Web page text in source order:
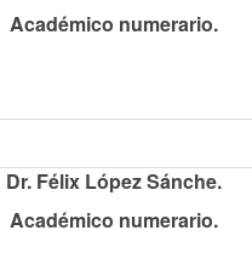
Académico numerario.
Dr. Félix López Sánche.
Académico numerario.